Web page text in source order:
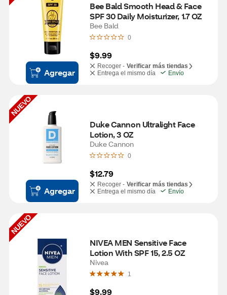
Agregar
Bee Bald Smooth Head & Face
SPF 30 Daily Moisturizer, 1.7 OZ
Bee Bald
0
$9.99
Recoger - Verificar más tiendas
Entrega el mismo día
Envío
NUEVO
Agregar
Duke Cannon Ultralight Face
Lotion, 3 OZ
Duke Cannon
0
$12.79
Recoger - Verificar más tiendas
Entrega el mismo día
Envío
NUEVO
NIVEA MEN Sensitive Face
Lotion With SPF 15, 2.5 OZ
Nivea
1
$9.99